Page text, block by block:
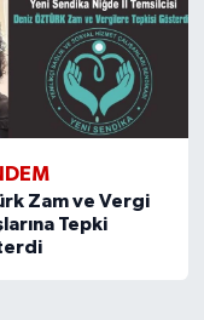
Zam ve Vergi
Tepki